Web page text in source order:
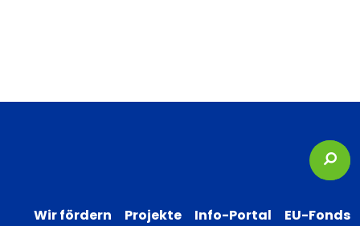
Wir fördern Projekte Info-Portal
EU-Fonds